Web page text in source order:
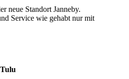
neue Standort Janneby.
Service wie gehabt nur mit